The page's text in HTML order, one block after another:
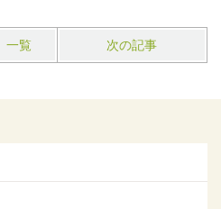
一覧 次の記事